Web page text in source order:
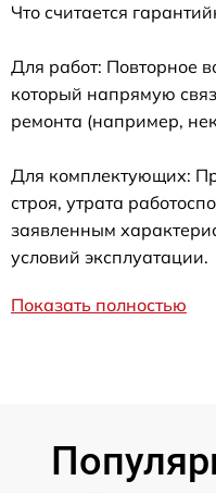
Что считается
Для работ: Повторное
который напрямую
ремонта (например,
Для комплектующих:
строя, утрата
заявленным
условий эксплуатации.
Показать полностью